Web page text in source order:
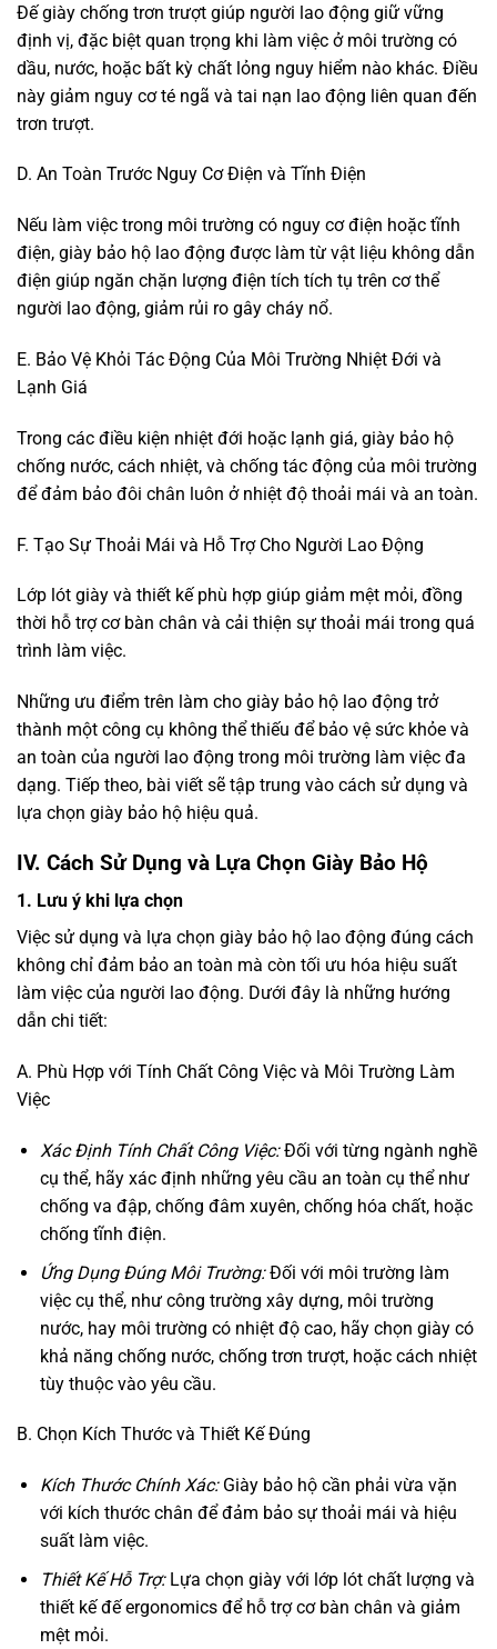
Đế giày chống trơn trượt giúp người lao động giữ vững
định vị, đặc biệt quan trọng khi làm việc ở môi trường có
dầu, nước, hoặc bất kỳ chất lỏng nguy hiểm nào khác. Điều
này giảm nguy cơ té ngã và tai nạn lao động liên quan đến
trơn trượt.
D. An Toàn Trước Nguy Cơ Điện và Tĩnh Điện
Nếu làm việc trong môi trường có nguy cơ điện hoặc tĩnh
điện, giày bảo hộ lao động được làm từ vật liệu không dẫn
điện giúp ngăn chặn lượng điện tích tích tụ trên cơ thể
người lao động, giảm rủi ro gây cháy nổ.
E. Bảo Vệ Khỏi Tác Động Của Môi Trường Nhiệt Đới và
Lạnh Giá
Trong các điều kiện nhiệt đới hoặc lạnh giá, giày bảo hộ
chống nước, cách nhiệt, và chống tác động của môi trường
để đảm bảo đôi chân luôn ở nhiệt độ thoải mái và an toàn.
F. Tạo Sự Thoải Mái và Hỗ Trợ Cho Người Lao Động
Lớp lót giày và thiết kế phù hợp giúp giảm mệt mỏi, đồng
thời hỗ trợ cơ bàn chân và cải thiện sự thoải mái trong quá
trình làm việc.
Những ưu điểm trên làm cho giày bảo hộ lao động trở
thành một công cụ không thể thiếu để bảo vệ sức khỏe và
an toàn của người lao động trong môi trường làm việc đa
dạng. Tiếp theo, bài viết sẽ tập trung vào cách sử dụng và
lựa chọn giày bảo hộ hiệu quả.
IV. Cách Sử Dụng và Lựa Chọn Giày Bảo Hộ
1. Lưu ý khi lựa chọn
Việc sử dụng và lựa chọn giày bảo hộ lao động đúng cách
không chỉ đảm bảo an toàn mà còn tối ưu hóa hiệu suất
làm việc của người lao động. Dưới đây là những hướng
dẫn chi tiết:
A. Phù Hợp với Tính Chất Công Việc và Môi Trường Làm
Việc
Xác Định Tính Chất Công Việc:Đối với từng ngành nghề
cụ thể, hãy xác định những yêu cầu an toàn cụ thể như
chống va đập, chống đâm xuyên, chống hóa chất, hoặc
chống tĩnh điện.
Ứng Dụng Đúng Môi Trường:Đối với môi trường làm
việc cụ thể, như công trường xây dựng, môi trường
nước, hay môi trường có nhiệt độ cao, hãy chọn giày có
khả năng chống nước, chống trơn trượt, hoặc cách nhiệt
tùy thuộc vào yêu cầu.
B. Chọn Kích Thước và Thiết Kế Đúng
Kích Thước Chính Xác:Giày bảo hộ cần phải vừa vặn
với kích thước chân để đảm bảo sự thoải mái và hiệu
suất làm việc.
Thiết Kế Hỗ Trợ:Lựa chọn giày với lớp lót chất lượng và
thiết kế đế ergonomics để hỗ trợ cơ bàn chân và giảm
mệt mỏi.